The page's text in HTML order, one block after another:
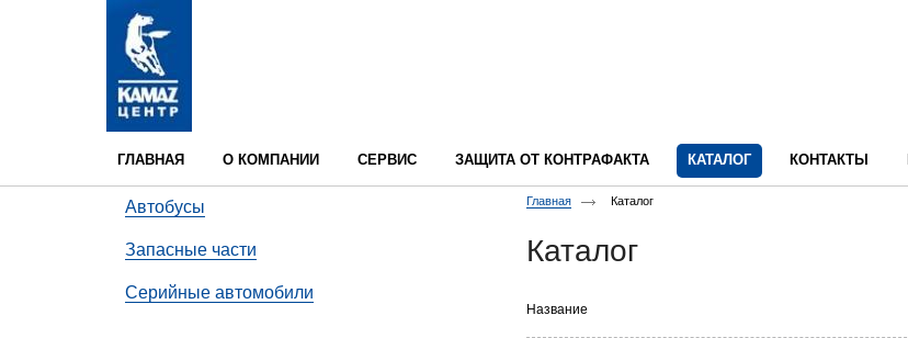
ГЛАВНАЯ О КОМПАНИИ СЕРВИС ЗАЩИТА ОТ КОНТРАФАКТА КАТАЛОГ КОНТАКТЫ
Автобусы
Запасные части
Серийные автомобили
Главная Каталог
Каталог
Название